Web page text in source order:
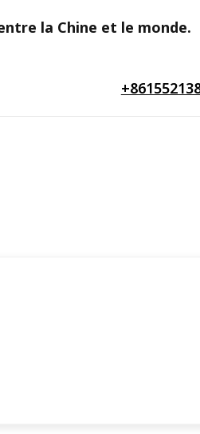
la Chine et le monde.